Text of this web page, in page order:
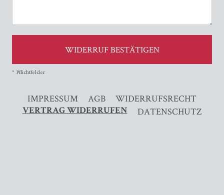
WIDERRUF BESTÄTIGEN
* Pflichtfelder
IMPRESSUM AGB WIDERRUFSRECHT
VERTRAG WIDERRUFEN DATENSCHUTZ